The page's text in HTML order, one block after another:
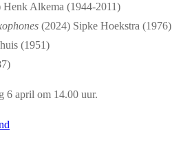
Henk Alkema (1944-2011)
(2024) Sipke Hoekstra (1976)
(1951)
6 april om 14.00 uur.